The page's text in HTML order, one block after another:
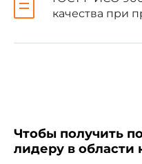
качества при
Чтобы получить
лидеру в области